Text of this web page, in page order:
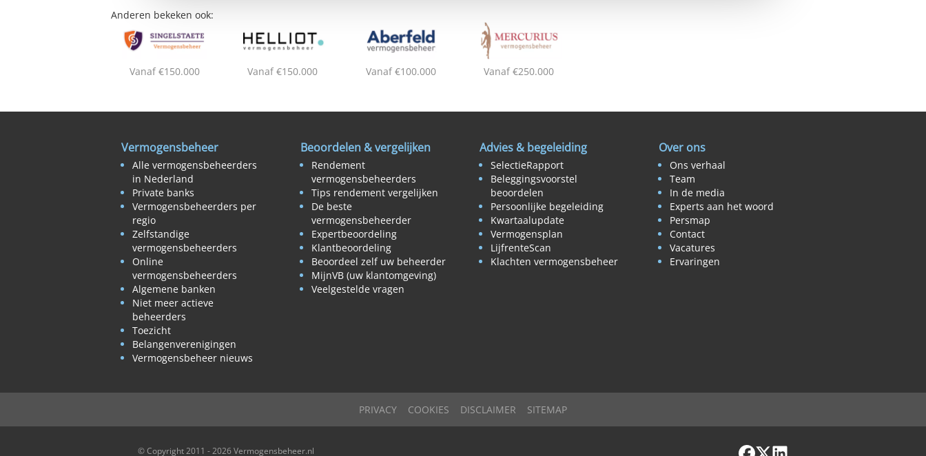
Anderen bekeken ook:
Vanaf €150.000 Vanaf €150.000 Vanaf €100.000 Vanaf €250.000
Vermogensbeheer
Alle vermogensbeheerders
in Nederland
Private banks
Vermogensbeheerders per
regio
Zelfstandige
vermogensbeheerders
Online
vermogensbeheerders
Algemene banken
Niet meer actieve
beheerders
Toezicht
Belangenverenigingen
Vermogensbeheer nieuws
Beoordelen & vergelijken
Rendement
vermogensbeheerders
Tips rendement vergelijken
De beste
vermogensbeheerder
Expertbeoordeling
Klantbeoordeling
Beoordeel zelf uw beheerder
MijnVB (uw klantomgeving)
Veelgestelde vragen
Advies & begeleiding
SelectieRapport
Beleggingsvoorstel
beoordelen
Persoonlijke begeleiding
Kwartaalupdate
Vermogensplan
LijfrenteScan
Klachten vermogensbeheer
Over ons
Ons verhaal
Team
In de media
Experts aan het woord
Persmap
Contact
Vacatures
Ervaringen
PRIVACY COOKIES DISCLAIMER SITEMAP
© Copyright 2011 - 2026 Vermogensbeheer.nl Facebook
X / Twitter
LinkedIn